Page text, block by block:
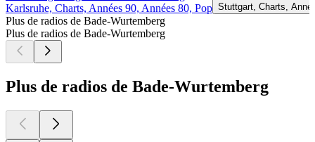
Karlsruhe, Charts, Années 90, Années 80, Pop Stuttgart, Charts,
Plus de radios de Bade-Wurtemberg
Plus de radios de Bade-Wurtemberg
Plus de radios de Bade-Wurtemberg